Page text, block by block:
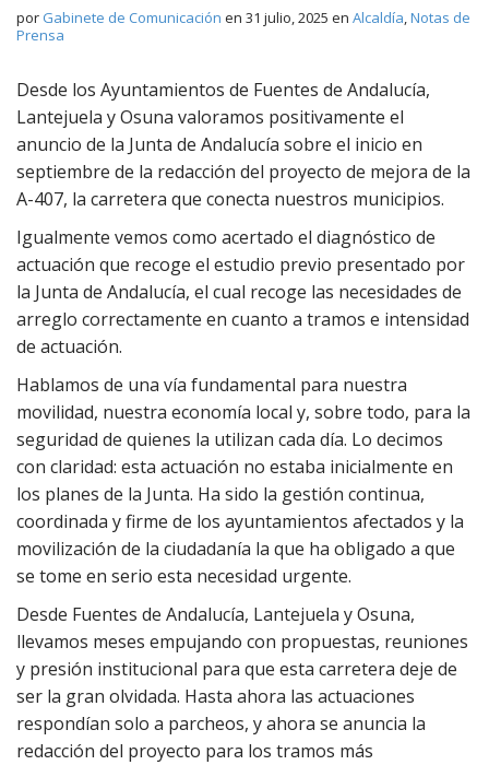
por Gabinete de Comunicación en 31 julio, 2025 en Alcaldía,Notas de
Prensa
Desde los Ayuntamientos de Fuentes de Andalucía,
Lantejuela y Osuna valoramos positivamente el
anuncio de la Junta de Andalucía sobre el inicio en
septiembre de la redacción del proyecto de mejora de la
A-407, la carretera que conecta nuestros municipios.
Igualmente vemos como acertado el diagnóstico de
actuación que recoge el estudio previo presentado por
la Junta de Andalucía, el cual recoge las necesidades de
arreglo correctamente en cuanto a tramos e intensidad
de actuación.
Hablamos de una vía fundamental para nuestra
movilidad, nuestra economía local y, sobre todo, para la
seguridad de quienes la utilizan cada día. Lo decimos
con claridad: esta actuación no estaba inicialmente en
los planes de la Junta. Ha sido la gestión continua,
coordinada y firme de los ayuntamientos afectados y la
movilización de la ciudadanía la que ha obligado a que
se tome en serio esta necesidad urgente.
Desde Fuentes de Andalucía, Lantejuela y Osuna,
llevamos meses empujando con propuestas, reuniones
y presión institucional para que esta carretera deje de
ser la gran olvidada. Hasta ahora las actuaciones
respondían solo a parcheos, y ahora se anuncia la
redacción del proyecto para los tramos más